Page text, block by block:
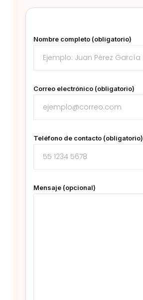
Nombre completo (obligatorio)
Correo electrónico (obligatorio)
Teléfono de contacto (obligatorio)
Mensaje (opcional)